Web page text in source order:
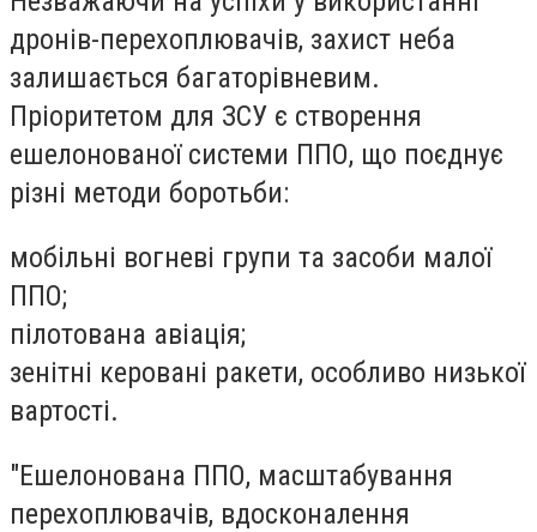
дронів-перехоплювачів, захист неба
залишається багаторівневим.
Пріоритетом для ЗСУ є створення
ешелонованої системи ППО, що поєднує
різні методи боротьби:
мобільні вогневі групи та засоби малої
ППО;
пілотована авіація;
зенітні керовані ракети, особливо низької
вартості.
"Ешелонована ППО, масштабування
перехоплювачів, вдосконалення